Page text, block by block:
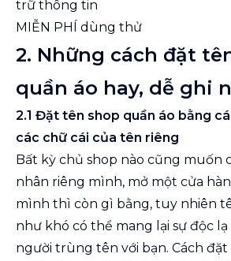
trữ thông tin
MIỄN PHÍ dùng thử
2. Những cách đặt
quần áo hay, dễ ghi
2.1 Đặt tên shop quần áo bằng
các chữ cái của tên riêng
Bất kỳ chủ shop nào cũng muốn
nhân riêng mình, mở một cửa
mình thì còn gì bằng, tuy nhiên
như khó có thể mang lại sự độc
người trùng tên với bạn. Cách